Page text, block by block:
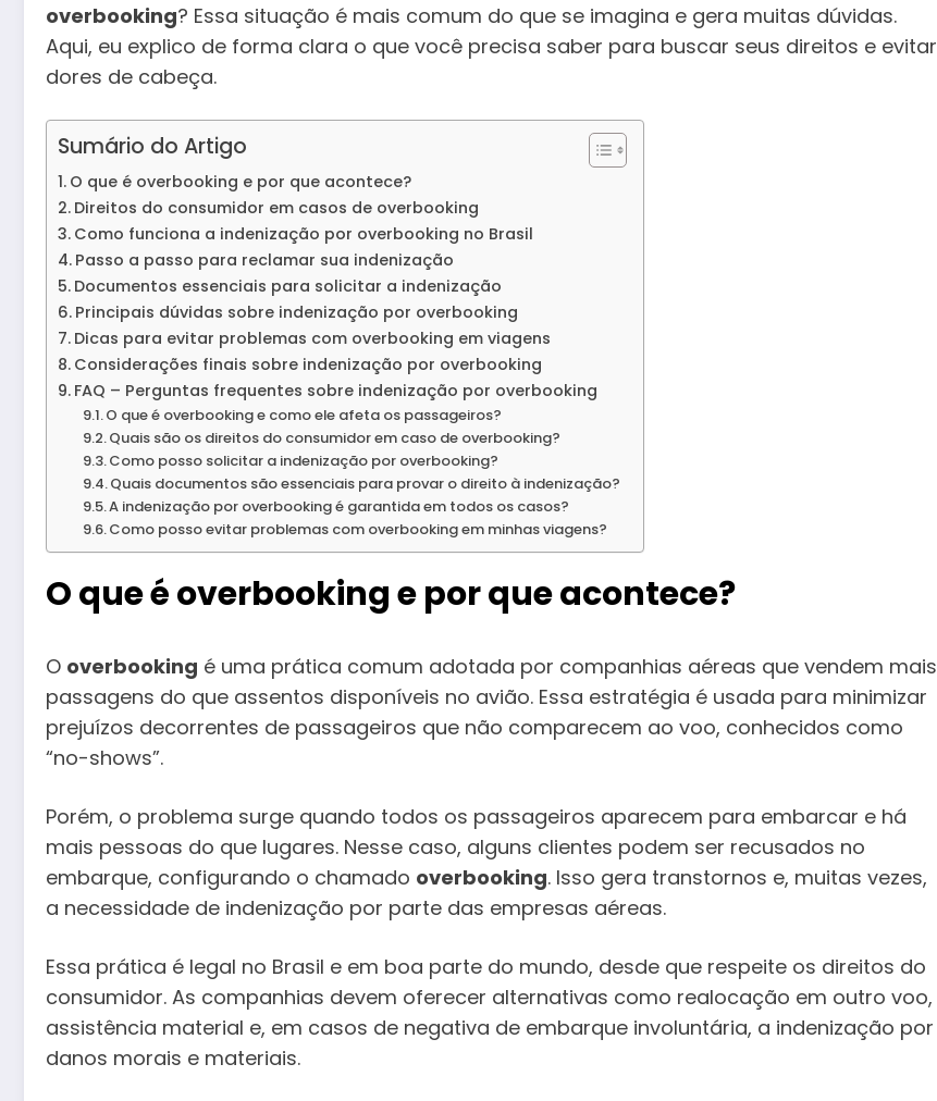
overbooking? Essa situação é mais comum do que se imagina e gera muitas dúvidas.
Aqui, eu explico de forma clara o que você precisa saber para buscar seus direitos e evitar
dores de cabeça.
Sumário do Artigo
O que é overbooking e por que acontece?
Direitos do consumidor em casos de overbooking
Como funciona a indenização por overbooking no Brasil
Passo a passo para reclamar sua indenização
Documentos essenciais para solicitar a indenização
Principais dúvidas sobre indenização por overbooking
Dicas para evitar problemas com overbooking em viagens
Considerações finais sobre indenização por overbooking
FAQ – Perguntas frequentes sobre indenização por overbooking
O que é overbooking e como ele afeta os passageiros?
Quais são os direitos do consumidor em caso de overbooking?
Como posso solicitar a indenização por overbooking?
Quais documentos são essenciais para provar o direito à indenização?
A indenização por overbooking é garantida em todos os casos?
Como posso evitar problemas com overbooking em minhas viagens?
O que é overbooking e por que acontece?
O overbooking é uma prática comum adotada por companhias aéreas que vendem mais
passagens do que assentos disponíveis no avião. Essa estratégia é usada para minimizar
prejuízos decorrentes de passageiros que não comparecem ao voo, conhecidos como
“no-shows”.
Porém, o problema surge quando todos os passageiros aparecem para embarcar e há
mais pessoas do que lugares. Nesse caso, alguns clientes podem ser recusados no
embarque, configurando o chamado overbooking. Isso gera transtornos e, muitas vezes,
a necessidade de indenização por parte das empresas aéreas.
Essa prática é legal no Brasil e em boa parte do mundo, desde que respeite os direitos do
consumidor. As companhias devem oferecer alternativas como realocação em outro voo,
assistência material e, em casos de negativa de embarque involuntária, a indenização por
danos morais e materiais.